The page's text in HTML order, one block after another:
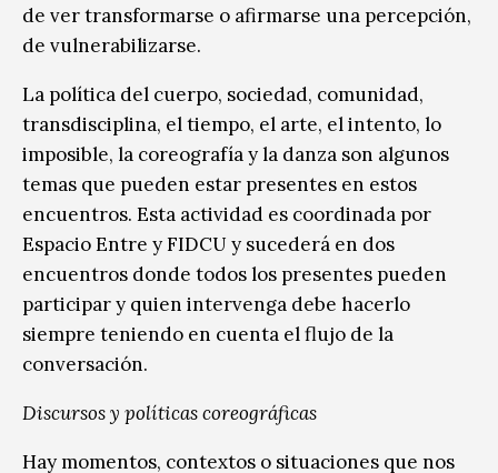
de ver transformarse o afirmarse una percepción,
de vulnerabilizarse.
La política del cuerpo, sociedad, comunidad,
transdisciplina, el tiempo, el arte, el intento, lo
imposible, la coreografía y la danza son algunos
temas que pueden estar presentes en estos
encuentros. Esta actividad es coordinada por
Espacio Entre y FIDCU y sucederá en dos
encuentros donde todos los presentes pueden
participar y quien intervenga debe hacerlo
siempre teniendo en cuenta el flujo de la
conversación.
Discursos y políticas coreográficas
Hay momentos, contextos o situaciones que nos